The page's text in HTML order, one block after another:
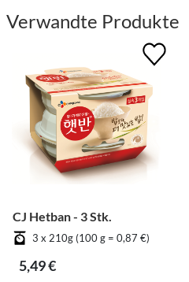
Verwandte Produkte
CJ Hetban - 3 Stk.
3 x 210g (100 g = 0,87 €)
5,49 €